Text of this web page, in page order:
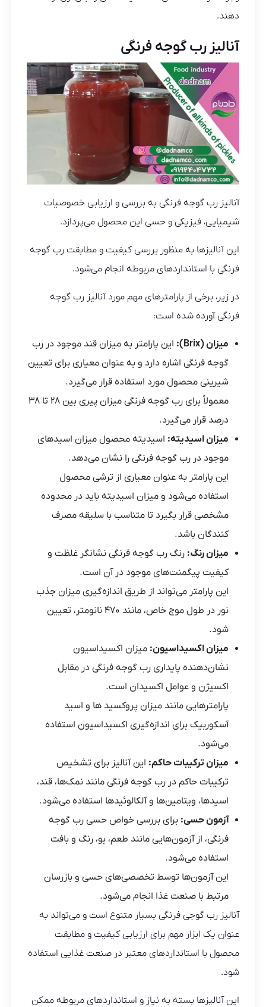
دهند.
آنالیز رب گوجه فرنگی
آنالیز رب گوجه فرنگی به بررسی و ارزیابی خصوصیات
شیمیایی، فیزیکی و حسی این محصول می‌پردازد.
این آنالیزها به منظور بررسی کیفیت و مطابقت رب گوجه
فرنگی با استانداردهای مربوطه انجام می‌شود.
در زیر، برخی از پارامترهای مهم مورد آنالیز رب گوجه
فرنگی آورده شده است:
میزان (Brix):
این پارامتر به میزان قند موجود در رب
گوجه فرنگی اشاره دارد و به عنوان معیاری برای تعیین
شیرینی محصول مورد استفاده قرار می‌گیرد.
معمولاً برای رب گوجه فرنگی میزان پیری بین ۲۸ تا ۳۸
درصد قرار می‌گیرد.
میزان اسیدیته: اسیدیته محصول میزان اسیدهای
موجود در رب گوجه فرنگی را نشان می‌دهد.
این پارامتر به عنوان معیاری از ترشی محصول
استفاده می‌شود و میزان اسیدیته باید در محدوده
مشخصی قرار بگیرد تا متناسب با سلیقه مصرف
کنندگان باشد.
میزان رنگ: رنگ رب گوجه فرنگی نشانگر غلظت و
کیفیت پیگمنت‌های موجود در آن است.
این پارامتر می‌تواند از طریق اندازه‌گیری میزان جذب
نور در طول موج خاص، مانند ۴۷۰ نانومتر، تعیین
شود.
میزان اکسیداسیون: میزان اکسیداسیون
نشان‌دهنده پایداری رب گوجه فرنگی در مقابل
اکسیژن و عوامل اکسیدان است.
پارامترهایی مانند میزان پروکسید ها و اسید
آسکوربیک برای اندازه‌گیری اکسیداسیون استفاده
می‌شود.
میزان ترکیبات حاکم: این آنالیز برای تشخیص
ترکیبات حاکم در رب گوجه فرنگی مانند نمک‌ها، قند،
اسیدها، ویتامین‌ها و آلکالوئیدها استفاده می‌شود.
آزمون حسی: برای بررسی خواص حسی رب گوجه
فرنگی، از آزمون‌هایی مانند طعم، بو، رنگ و بافت
استفاده می‌شود.
این آزمون‌ها توسط تخصصی‌های حسی و بازرسان
مرتبط با صنعت غذا انجام می‌شود.
آنالیز رب گوجی فرنگی بسیار متنوع است و می‌تواند به
عنوان یک ابزار مهم برای ارزیابی کیفیت و مطابقت
محصول با استانداردهای معتبر در صنعت غذایی استفاده
شود.
این آنالیزها بسته به نیاز و استانداردهای مربوطه ممکن